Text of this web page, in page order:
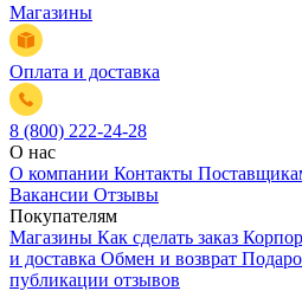
Магазины
Оплата и доставка
8 (800) 222-24-28
О нас
О компании Контакты
Вакансии Отзывы
Покупателям
Магазины Как сделать заказ
и доставка Обмен и возврат
публикации отзывов